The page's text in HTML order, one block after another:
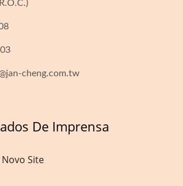
cheng.com.tw
De Imprensa
Site